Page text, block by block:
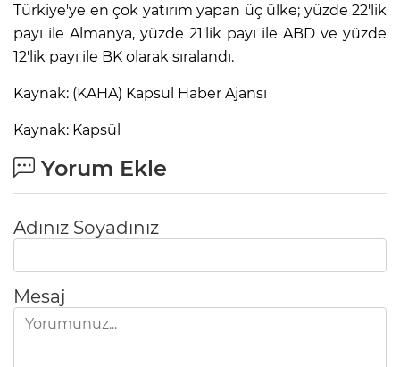
Türkiye'ye en çok yatırım yapan üç ülke; yüzde 22'lik
payı ile Almanya, yüzde 21'lik payı ile ABD ve yüzde
12'lik payı ile BK olarak sıralandı.
Kaynak: (KAHA) Kapsül Haber Ajansı
Kaynak: Kapsül
Yorum Ekle
Adınız Soyadınız
Mesaj